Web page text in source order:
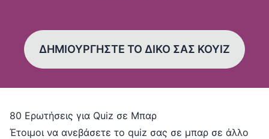
ΔΗΜΙΟΥΡΓΗΣΤΕ ΤΟ ΔΙΚΟ ΣΑΣ ΚΟΥΙΖ
80 Ερωτήσεις για Quiz σε Μπαρ
Έτοιμοι να ανεβάσετε το quiz σας σε μπαρ σε άλλο